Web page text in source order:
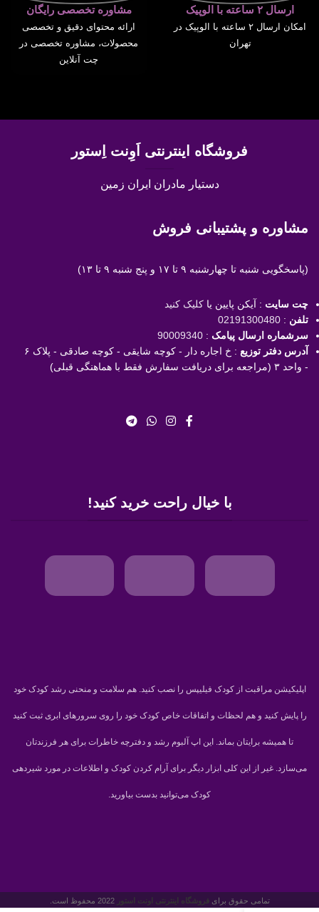
ارسال ۲ ساعته با الوپیک
امکان ارسال ۲ ساعته با الوپیک در
تهران
مشاوره تخصصی رایگان
ارائه محتوای دقیق و تخصصی
محصولات، مشاوره تخصصی در
چت آنلاین
فروشگاه اینترنتی اَوِنت اِستور
دستیار مادران ایران زمین
مشاوره و پشتیبانی فروش
(پاسخگویی شنبه تا چهارشنبه ۹ تا ۱۷ و پنج شنبه ۹ تا ۱۳)
چت سایت : آیکن پایین یا کلیک کنید
تلفن :
02191300480
سرشماره ارسال پیامک :
90009340
آدرس دفتر توزیع
: خ اجاره دار - کوچه شایقی - کوچه صادقی - پلاک ۶
- واحد ۳ (مراجعه برای دریافت سفارش فقط با هماهنگی قبلی)
با خیال راحت خرید کنید!
اپلیکیشن مراقبت از کودک فیلیپس را نصب کنید. هم سلامت و منحنی رشد کودک خود
را پایش کنید و هم لحظات و اتفاقات خاص کودک خود را روی سرورهای ابری ثبت کنید
تا همیشه برایتان بماند. این اپ آلبوم رشد و دفترچه خاطرات برای هر فرزندتان
می‌سازد. غیر از این کلی ابزار دیگر برای آرام کردن کودک و اطلاعات در مورد شیردهی
کودک می‌توانید بدست بیاورید.
تمامی حقوق برایفروشگاه اينترنتی اونت استور 2022 محفوظ است.